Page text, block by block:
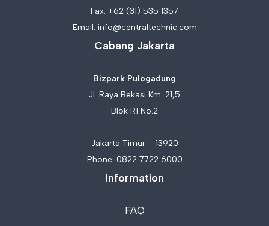
Fax: +62 (31) 535 1357
Email: info@centraltechnic.com
Cabang Jakarta
Bizpark Pulogadung
Jl. Raya Bekasi Km. 21,5
Blok R1 No.2
Jakarta Timur – 13920
Phone: 0822 7722 6000
Information
FAQ